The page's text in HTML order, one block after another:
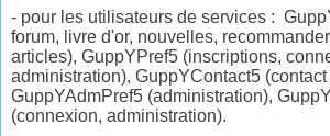
- pour les utilisateurs de services :
forum, livre d'or, nouvelles,
articles), GuppYPref5 (inscriptions,
administration), GuppYContact5 (contact
GuppYAdmPref5 (administration),
(connexion, administration).